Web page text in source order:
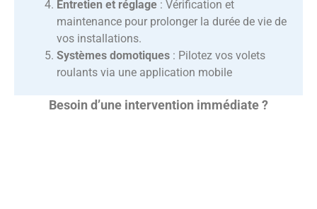
Entretien et réglage : Vérification et
maintenance pour prolonger la durée de vie de
vos installations.
Systèmes domotiques : Pilotez vos volets
roulants via une application mobile
Besoin d’une intervention immédiate ?